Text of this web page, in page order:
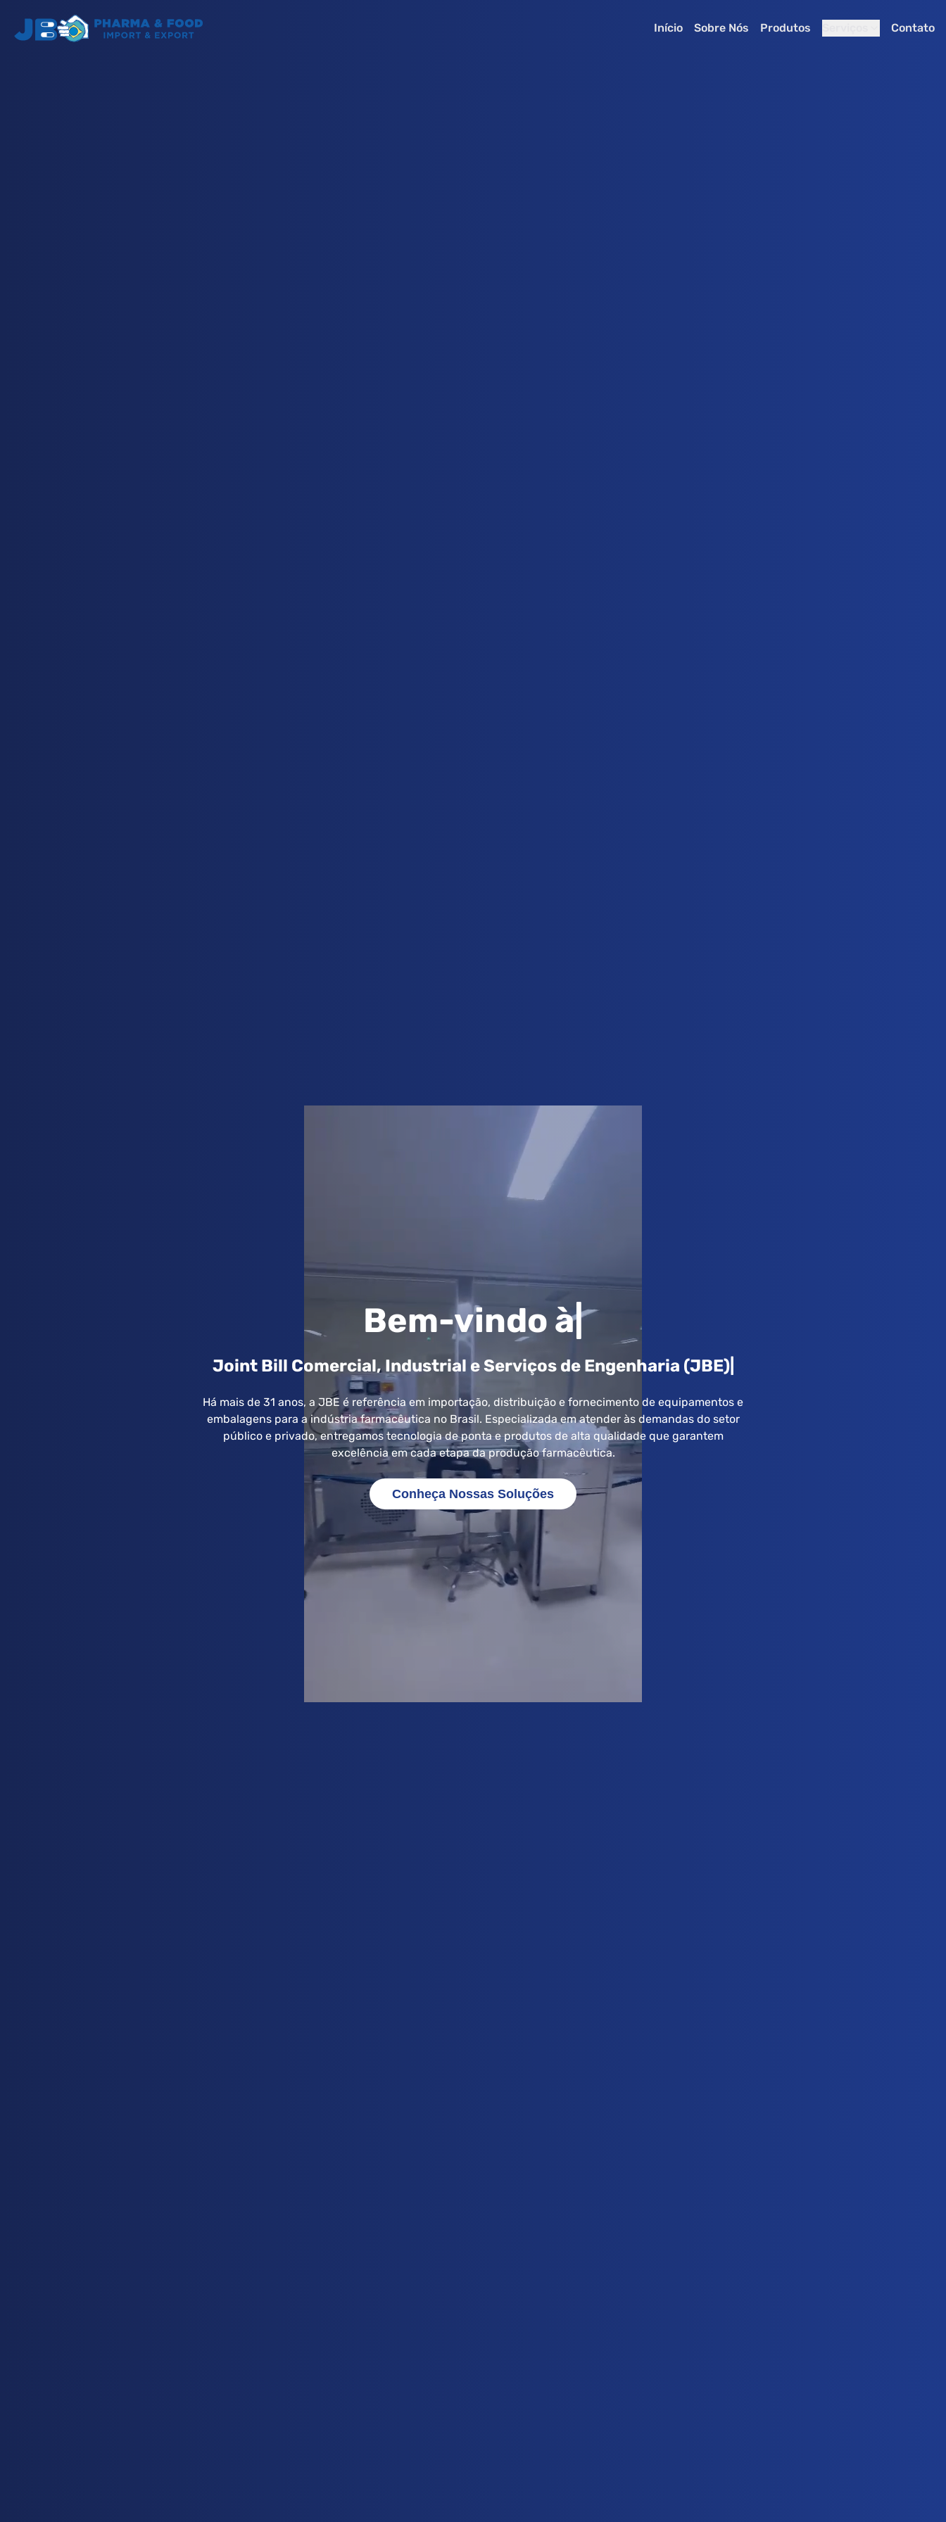
Início Sobre Nós Produtos Contato
Bem-vindo à
Joint Bill Comercial, Industrial e Serviços de Engenharia (JBE)
Há mais de 31 anos, a JBE é referência em importação, distribuição e fornecimento de equipamentos e
embalagens para a indústria farmacêutica no Brasil. Especializada em atender às demandas do setor
público e privado, entregamos tecnologia de ponta e produtos de alta qualidade que garantem
excelência em cada etapa da produção farmacêutica.
Conheça Nossas Soluções